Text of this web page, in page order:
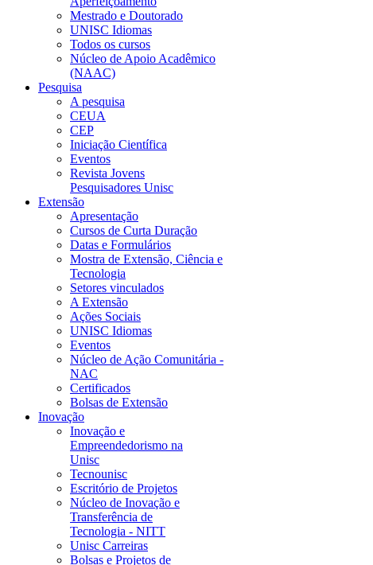
Mestrado e Doutorado
UNISC Idiomas
Todos os cursos
Núcleo de Apoio Acadêmico
(NAAC)
Pesquisa
A pesquisa
CEUA
CEP
Iniciação Científica
Eventos
Revista Jovens
Pesquisadores Unisc
Extensão
Apresentação
Cursos de Curta Duração
Datas e Formulários
Mostra de Extensão, Ciência e
Tecnologia
Setores vinculados
A Extensão
Ações Sociais
UNISC Idiomas
Eventos
Núcleo de Ação Comunitária -
NAC
Certificados
Bolsas de Extensão
Inovação
Inovação e
Empreendedorismo na
Unisc
Tecnounisc
Escritório de Projetos
Núcleo de Inovação e
Transferência de
Tecnologia - NITT
Unisc Carreiras
Bolsas e Projetos de